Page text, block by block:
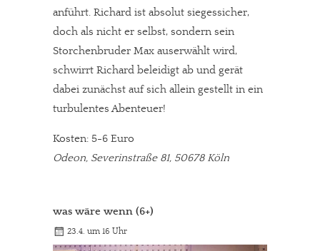
anführt. Richard ist absolut siegessicher,
doch als nicht er selbst, sondern sein
Storchenbruder Max auserwählt wird,
schwirrt Richard beleidigt ab und gerät
dabei zunächst auf sich allein gestellt in ein
turbulentes Abenteuer!
Kosten: 5-6 Euro
Odeon, Severinstraße 81, 50678 Köln
was wäre wenn (6+)
23.4. um 16 Uhr